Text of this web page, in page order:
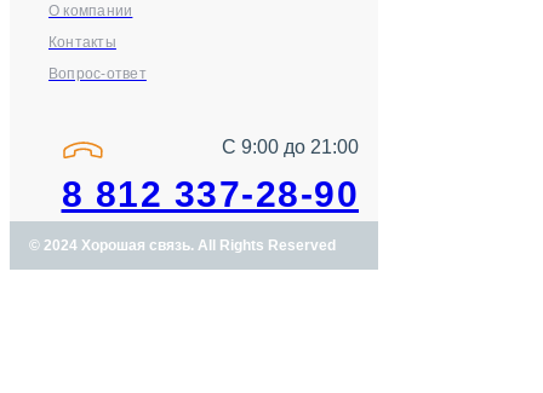
О компании
Контакты
Вопрос-ответ
С 9:00 до 21:00
8 812 337-28-90
© 2024 Хорошая связь. All Rights Reserved